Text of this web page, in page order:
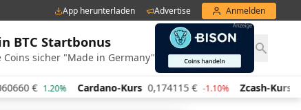
App herunterladen Advertise Anmelden
BTC Startbonus
Coins sicher "Made in Germany"
Cardano-Kurs 0,174115 € -1.10% Zcash-Kurs 445,41 €